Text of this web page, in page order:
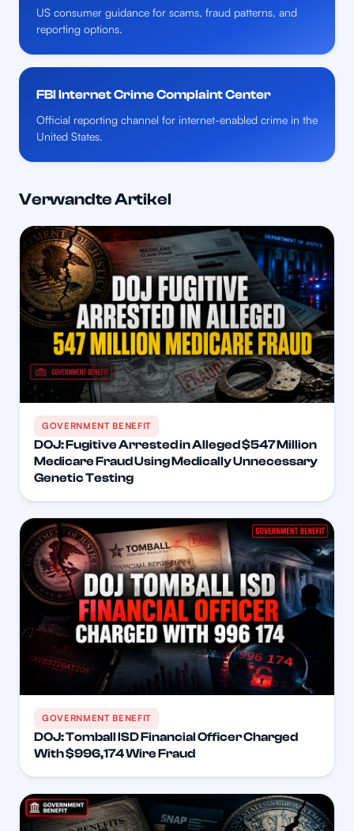
US consumer guidance for scams, fraud patterns, and
reporting options.
FBI Internet Crime Complaint Center
Official reporting channel for internet-enabled crime in the
United States.
Verwandte Artikel
GOVERNMENT BENEFIT
DOJ: Fugitive Arrested in Alleged $547 Million
Medicare Fraud Using Medically Unnecessary
Genetic Testing
GOVERNMENT BENEFIT
DOJ: Tomball ISD Financial Officer Charged
With $996,174 Wire Fraud